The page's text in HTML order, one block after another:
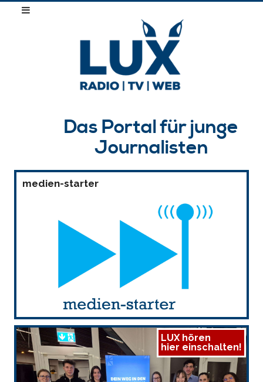
Das Portal für junge
Journalisten
medien-starter
LUX hören
hier einschalten!